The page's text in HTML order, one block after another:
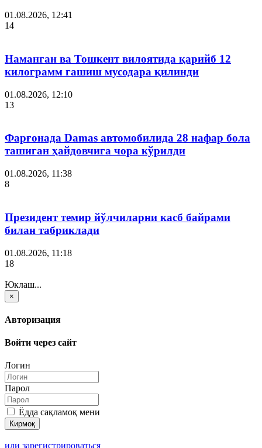
01.08.2026, 12:41
14
Наманган ва Тошкент вилоятида қарийб 12
килограмм гашиш мусодара қилинди
01.08.2026, 12:10
13
Фарғонада Damas автомобилида 28 нафар бола
ташиган ҳайдовчига чора кўрилди
01.08.2026, 11:38
8
Президент темир йўлчиларни касб байрами
билан табриклади
01.08.2026, 11:18
18
Юклаш...
×
Авторизация
Войти через сайт
Логин
Парол
Ёдда сақламоқ мени
или зарегистрироваться